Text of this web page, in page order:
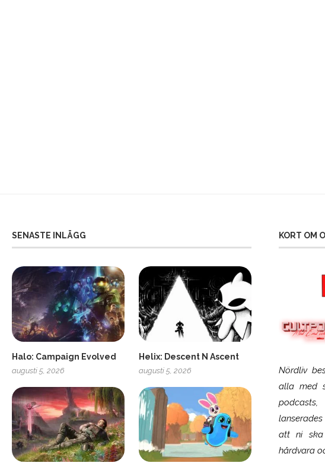
SENASTE INLÄGG
Halo: Campaign Evolved
augusti 5, 2026
Helix: Descent N Ascent
augusti 5, 2026
KORT OM
Nördliv
alla med
att ni ska
hårdvara
SCUF Gaming Omega